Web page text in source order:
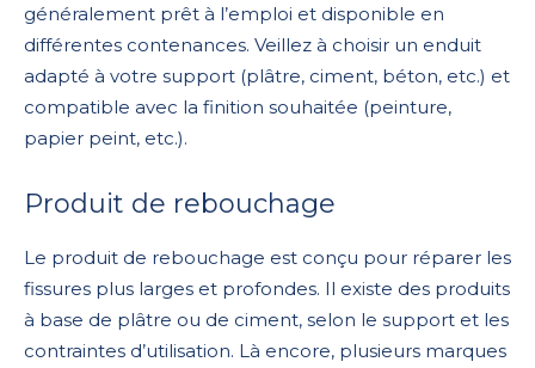
généralement prêt à l’emploi et disponible en
différentes contenances. Veillez à choisir un enduit
adapté à votre support (plâtre, ciment, béton, etc.) et
compatible avec la finition souhaitée (peinture,
papier peint, etc.).
Produit de rebouchage
Le produit de rebouchage est conçu pour réparer les
fissures plus larges et profondes. Il existe des produits
à base de plâtre ou de ciment, selon le support et les
contraintes d’utilisation. Là encore, plusieurs marques